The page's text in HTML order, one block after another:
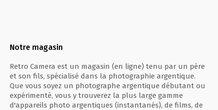
Notre magasin
Retro Camera est un magasin (en ligne) tenu par un père
et son fils, spécialisé dans la photographie argentique.
Que vous soyez un photographe argentique débutant ou
expérimenté, vous y trouverez la plus large gamme
d'appareils photo argentiques (instantanés), de films, de